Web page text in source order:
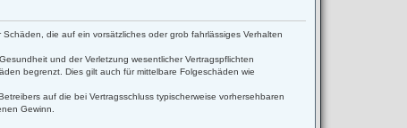
die auf ein vorsätzliches oder grob fahrlässiges Verhalten
und der Verletzung wesentlicher Vertragspflichten
begrenzt. Dies gilt auch für mittelbare Folgeschäden wie
auf die bei Vertragsschluss typischerweise vorhersehbaren
Gewinn.